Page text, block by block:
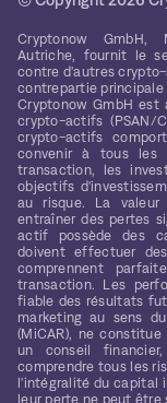
Cryptonow GmbH,
Autriche, fournit le
contre d'autres
contrepartie principale
Cryptonow GmbH est
crypto-actifs (PSAN/
crypto-actifs
convenir à tous les
transaction, les
objectifs
au risque. La
entraîner des pertes
actif possède des
doivent effectuer
comprennent
transaction. Les
fiable des résultats
marketing au sens
(MiCAR), ne
un conseil
comprendre tous les
l'intégralité du capital
leur perte ne peut